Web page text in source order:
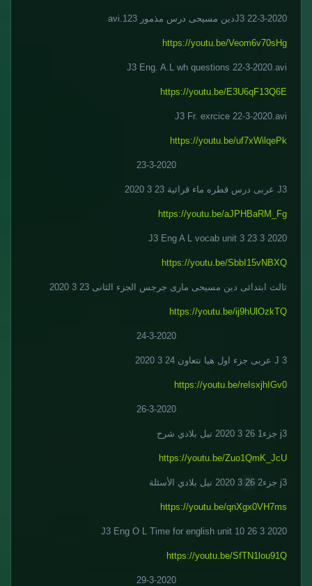
J3 22-3-2020دين مسيحى درس مذمور 123.avi
https://youtu.be/Veom6v70sHg
J3 Eng. A.L wh questions 22-3-2020.avi
https://youtu.be/E3U6qF13Q6E
J3 Fr. exrcice 22-3-2020.avi
https://youtu.be/uf7xWilqePk
23-3-2020
J3 عربى درس قطره ماء قرائية 23 3 2020
https://youtu.be/aJPHBaRM_Fg
J3 Eng A L vocab unit 3 23 3 2020
https://youtu.be/SbbI15vNBXQ
ثالث ابتدائى دين مسيحى مارى جرجس الجزء الثانى 23 3 2020
https://youtu.be/ij9hUlOzkTQ
24-3-2020
J 3 عربى جزء اول هيا نتعاون 24 3 2020
https://youtu.be/reIsxjhIGv0
26-3-2020
j3 جزء1 26 3 2020 نيل بلادي شرح
https://youtu.be/Zuo1QmK_JcU
j3 جزء2 26 3 2020 نيل بلادي الأسئلة
https://youtu.be/qnXgx0VH7ms
J3 Eng O L Time for english unit 10 26 3 2020
https://youtu.be/SfTN1lou91Q
29-3-2020